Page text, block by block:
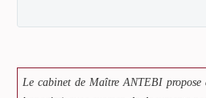
Le cabinet de Maître ANTEBI propose